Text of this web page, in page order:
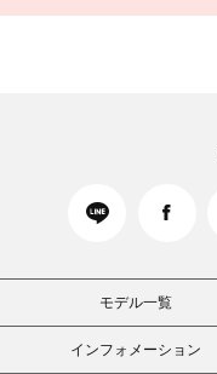
モデル一覧
インフォメーション